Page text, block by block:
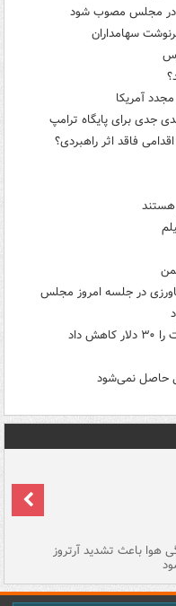
در مجلس مصوب شود
سهامداران
آمریکا
جدی برای پایگاه ترامپ
فاقد اثر راهبردی؟
هستند
در جلسه امروز مجلس
داد
حاصل نمی‌شود
هوا باعث تشدید آرتروز